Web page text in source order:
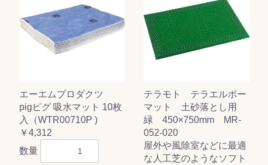
エーエムプロダクツ
pigピグ 吸水マット 10枚
入（WTR00710P )
￥4,312
数量
テラモト テラエルボー
マット 土砂落とし用
緑 450×750mm MR-
052-020
屋外や風除室などに最適
な人工芝のようなソフト
お買い物を続ける